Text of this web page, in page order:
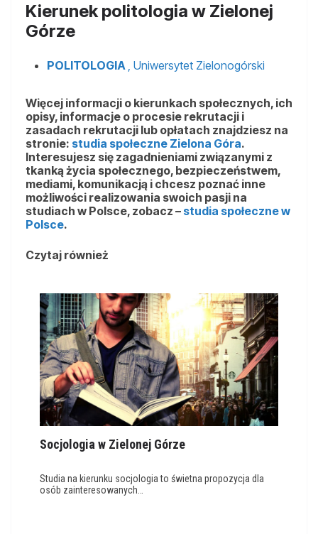
Kierunek politologia w Zielonej
Górze
POLITOLOGIA , Uniwersytet Zielonogórski
Więcej informacji o kierunkach społecznych, ich
opisy, informacje o procesie rekrutacji i
zasadach rekrutacji lub opłatach znajdziesz na
stronie: studia społeczne Zielona Góra.
Interesujesz się zagadnieniami związanymi z
tkanką życia społecznego, bezpieczeństwem,
mediami, komunikacją i chcesz poznać inne
możliwości realizowania swoich pasji na
studiach w Polsce, zobacz – studia społeczne w
Polsce.
Czytaj również
Socjologia w Zielonej Górze
Studia na kierunku socjologia to świetna propozycja dla
osób zainteresowanych…